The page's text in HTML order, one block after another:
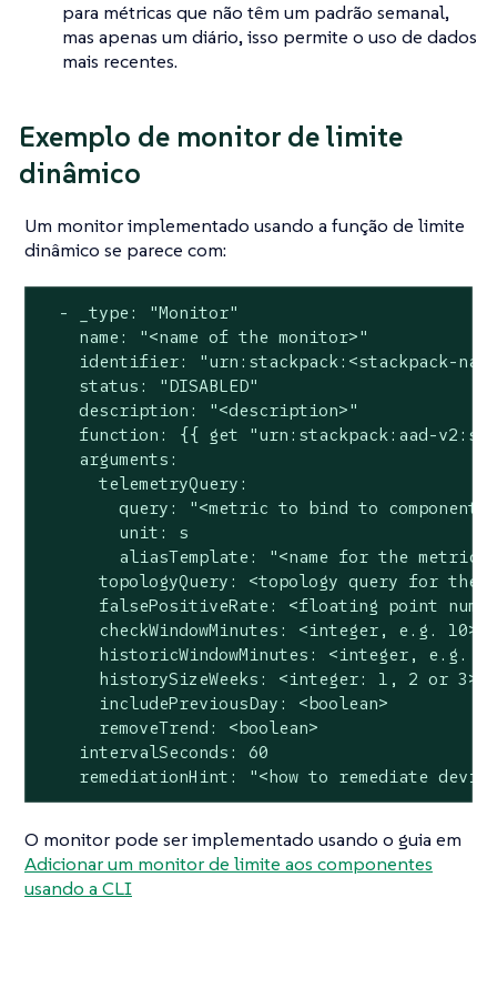
para métricas que não têm um padrão semanal,
mas apenas um diário, isso permite o uso de dados
mais recentes.
Exemplo de monitor de limite
dinâmico
Um monitor implementado usando a função de limite
dinâmico se parece com:
  - _type: "Monitor"
    name: "<name of the monitor>"
identifier: "urn:stackpack:<stackpack-
    status: "DISABLED"
    description: "<description>"
function: {{ get "urn:stackpack:aad-
    arguments:
      telemetryQuery:
        query: "<metric to bind to component>"
        unit: s
        aliasTemplate: "<name for the metric>"
topologyQuery: <topology query for the
falsePositiveRate: <floating point
      checkWindowMinutes: <integer, e.g. 10>
historicWindowMinutes: <integer, e.g.
      historySizeWeeks: <integer: 1, 2 or 3>
      includePreviousDay: <boolean>
      removeTrend: <boolean>
    intervalSeconds: 60
remediationHint: "<how to remediate
O monitor pode ser implementado usando o guia em
Adicionar um monitor de limite aos componentes
usando a CLI